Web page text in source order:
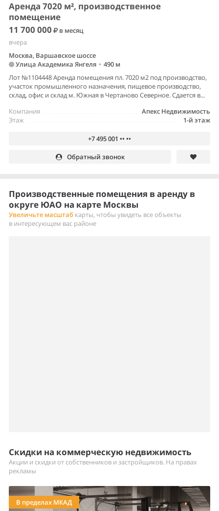
Аренда 7020 м², производственное
помещение
11 700 000
в месяц
вчера
Москва, Варшавское шоссе
Улица Академика Янгеля • 490 м
Лот №1104448 Аренда помещения пл. 7020 м2 под производство,
участок промышленного назначения, пищевое производство,
склад, офис и склад м. Южная в Чертаново Северное. Сдается в...
Апекс Недвижимость
Компания
1-й этаж
Этаж
+7 495 001 •• ••
Обратный звонок
Производственные помещения в аренду в
округе ЮАО на карте Москвы
Увеличьте масштаб карты, чтобы увидеть все объекты
в интересующем вас районе
Скидки на коммерческую недвижимость
Акции и скидки от собственников и застройщиков. На правах
рекламы
В пределах МКАД